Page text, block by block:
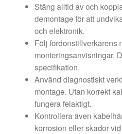
Stäng alltid av och
demontage för att
och elektronik.
Följ fordonstillverkarens
monteringsanvisningar.
specifikation.
Använd diagnostiskt
montage. Utan korrekt
fungera felaktigt.
Kontrollera även
korrosion eller skador